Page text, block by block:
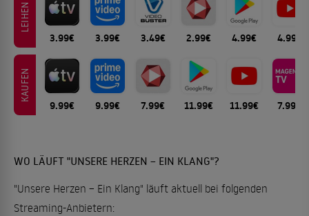
LEIHEN
3.99€ 3.99€ 3.49€ 2.99€ 4.99€ 4.99€
KAUFEN
9.99€ 9.99€ 7.99€ 11.99€ 11.99€ 7.99€
WO LÄUFT "UNSERE HERZEN – EIN KLANG"?
"Unsere Herzen – Ein Klang" läuft aktuell bei folgenden
Streaming-Anbietern: